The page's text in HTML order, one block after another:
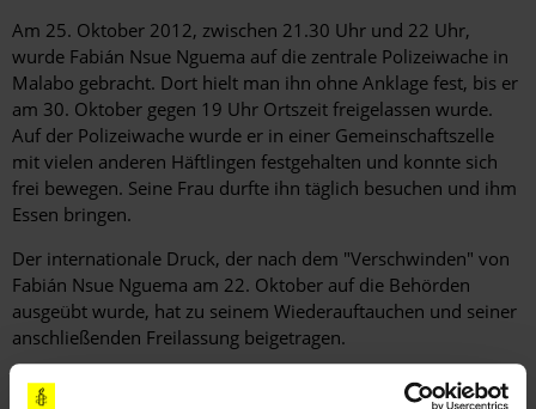
Am 25. Oktober 2012, zwischen 21.30 Uhr und 22 Uhr,
wurde Fabián Nsue Nguema auf die zentrale Polizeiwache in
Malabo gebracht. Dort hielt man ihn ohne Anklage fest, bis er
am 30. Oktober gegen 19 Uhr Ortszeit freigelassen wurde.
Auf der Polizeiwache wurde er in einer Gemeinschaftszelle
mit vielen anderen Häftlingen festgehalten und konnte sich
frei bewegen. Seine Frau durfte ihn täglich besuchen und ihm
Essen bringen.
Der internationale Druck, der nach dem "Verschwinden" von
Fabián Nsue Nguema am 22. Oktober auf die Behörden
ausgeübt wurde, hat zu seinem Wiederauftauchen und seiner
anschließenden Freilassung beigetragen.
Die Festnahme und Inhaftierung von Fabián Nsue Nguema